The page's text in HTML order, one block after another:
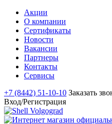
Акции
О компании
Сертификаты
Новости
Вакансии
Партнеры
Контакты
Сервисы
+7 (8442) 51-10-10 Заказать
Вход/Регистрация